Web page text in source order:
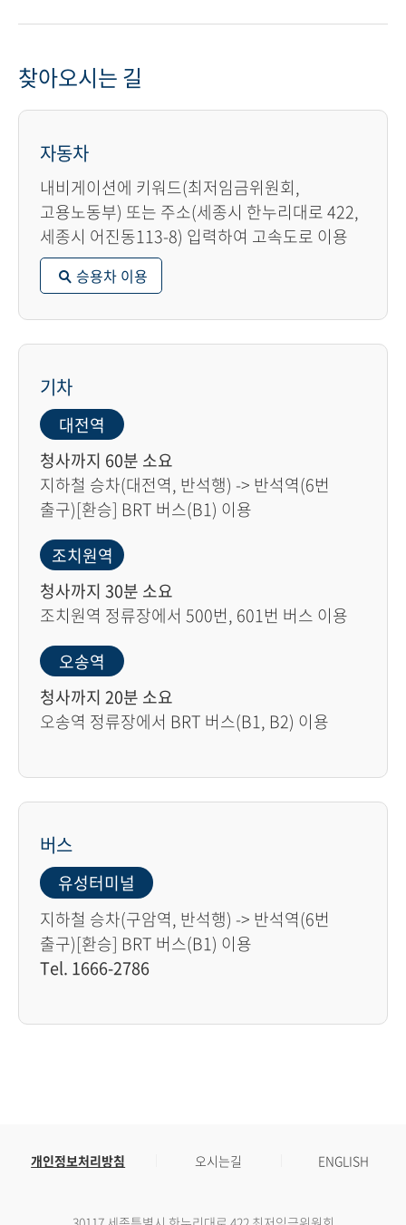
찾아오시는 길
자동차
내비게이션에 키워드(최저임금위원회,
고용노동부) 또는 주소(세종시 한누리대로 422,
세종시 어진동113-8) 입력하여 고속도로 이용
승용차 이용
기차
대전역
청사까지 60분 소요
지하철 승차(대전역, 반석행) -> 반석역(6번
출구)[환승] BRT 버스(B1) 이용
조치원역
청사까지 30분 소요
조치원역 정류장에서 500번, 601번 버스 이용
오송역
청사까지 20분 소요
오송역 정류장에서 BRT 버스(B1, B2) 이용
버스
유성터미널
지하철 승차(구암역, 반석행) -> 반석역(6번
출구)[환승] BRT 버스(B1) 이용
Tel. 1666-2786
개인정보처리방침 오시는길 ENGLISH